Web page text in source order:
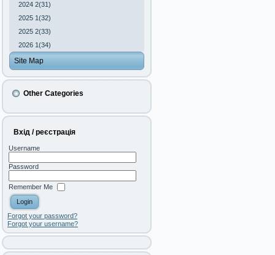
2024 2(31)
2025 1(32)
2025 2(33)
2026 1(34)
Site Map
Other Categories
Вхід / реєстрація
Username
Password
Remember Me
Forgot your password?
Forgot your username?